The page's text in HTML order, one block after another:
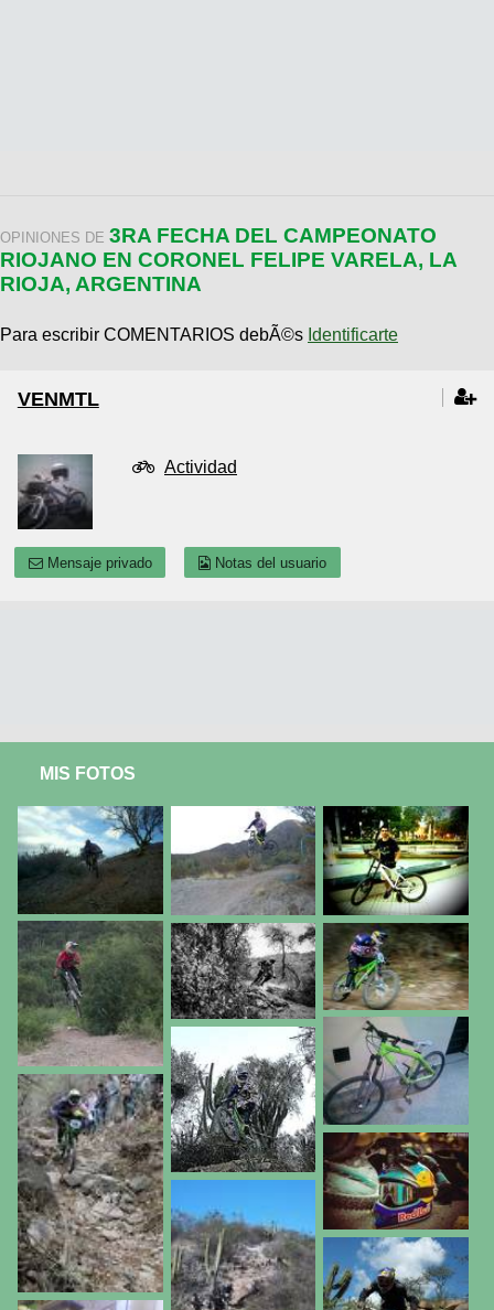
OPINIONES DE 3RA FECHA DEL CAMPEONATO
RIOJANO EN CORONEL FELIPE VARELA, LA
RIOJA, ARGENTINA
Para escribir COMENTARIOS debÃ©s Identificarte
VENMTL
Actividad
Mensaje privado Notas del usuario
MIS FOTOS